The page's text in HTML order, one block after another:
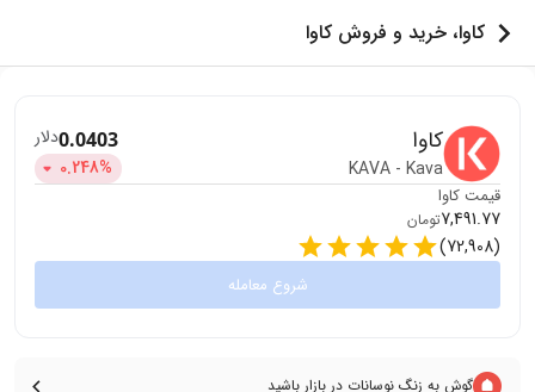
کاوا، خرید و فروش کاوا
کاوا
KAVA - Kava
0.0403دلار
0.248%
قیمت کاوا
7,491.77تومان
(
72,908
)
شروع معامله
گوش به زنگ نوسانات در بازار باشید